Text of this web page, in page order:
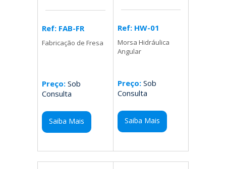
Ref: FAB-FR
Fabricação de Fresa
Preço: Sob
Consulta
Saiba Mais
Ref: HW-01
Morsa Hidráulica
Angular
Preço:Sob
Consulta
Saiba Mais